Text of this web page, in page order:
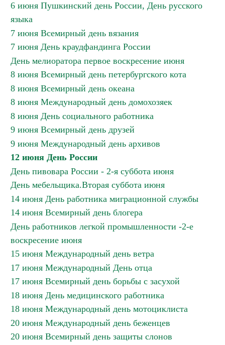
6 июня Пушкинский день России, День русского
языка
7 июня Всемирный день вязания
7 июня День краудфандинга России
День мелиоратора первое воскресение июня
8 июня Всемирный день петербургского кота
8 июня Всемирный день океана
8 июня Международный день домохозяек
8 июня День социального работника
9 июня Всемирный день друзей
9 июня Международный день архивов
12 июня День России
День пивовара России - 2-я суббота июня
День мебельщика.Вторая суббота июня
14 июня День работника миграционной службы
14 июня Всемирный день блогера
День работников легкой промышленности -2-е
воскресение июня
15 июня Международный день ветра
17 июня Международный День отца
17 июня Всемирный день борьбы с засухой
18 июня День медицинского работника
18 июня Международный день мотоциклиста
20 июня Международный день беженцев
20 июня Всемирный день защиты слонов